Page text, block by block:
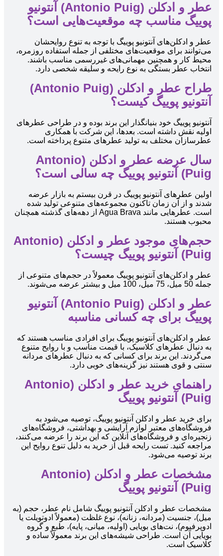
عطر و ادکلن (Antonio Puig) آنتونیو
پوییگ مناسب چه موقعیت‌هایی است؟
عطر و ادکلن‌های آنتونیو پوییگ با توجه به تنوع روایحشان
می‌توانند برای موقعیت‌های مختلفی از جمله استفاده روزمره،
محیط کار و همچنین مهمانی‌های غیررسمی مناسب باشند.
انتخاب عطر بستگی به نوع رایحه و سلیقه شخصی دارد.
طراح عطر و ادکلن (Antonio Puig)
آنتونیو پوییگ کیست؟
آنتونیو پوییگ خود بنیانگذار این برند بوده و در طراحی عطرهای
اولیه نقش داشته است. بعدها، این شرکت با همکاری
عطرسازان مختلف به تولید عطرهای متنوع پرداخته است.
سال عرضه عطر و ادکلن (Antonio
Puig) آنتونیو پوییگ چه سالی است؟
اولین عطرهای آنتونیو پوییگ در قرن بیستم به بازار عرضه
شدند و از آن زمان تاکنون مجموعه‌های متنوعی تولید شده
است. عطرهایی مانند Agua Brava از دهه‌های گذشته همچنان
محبوب هستند.
حجم‌های موجود عطر و ادکلن (Antonio
Puig) آنتونیو پوییگ چیست؟
عطر و ادکلن‌های آنتونیو پوییگ معمولاً در حجم‌های متنوعی از
جمله 50 میل، 75 میل، 100 میل و بیشتر عرضه می‌شوند.
عطر و ادکلن (Antonio Puig) آنتونیو
پوییگ برای چه کسانی مناسبه
عطر و ادکلن‌های آنتونیو پوییگ برای افرادی مناسب هستند که
به دنبال عطرهای کلاسیک، با قیمت مناسب و با روایح متنوع
می‌گردند. این برند برای کسانی که به دنبال عطرهای مردانه
سنتی و قوی هستند نیز گزینه‌های خوبی دارد.
راهنمای خرید عطر و ادکلن (Antonio
Puig) آنتونیو پوییگ
برای خرید عطر و ادکلن آنتونیو پوییگ، توصیه می‌شود به
فروشگاه‌های معتبر لوازم آرایشی و بهداشتی، فروشگاه‌های
زنجیره‌ای و فروشگاه‌های آنلاین که این برند را عرضه می‌کنند،
مراجعه کنید. تست رایحه قبل از خرید به دلیل تنوع روایح این
برند توصیه می‌شود.
مشخصات عطر و ادکلن (Antonio
Puig) آنتونیو پوییگ
مشخصات عطر و ادکلن آنتونیو پوییگ شامل نام عطر، حجم (به
میل)، جنسیت (مردانه، زنانه)، نوع غلظت (معمولاً ادوتویلت یا
ادوپرفیوم)، نت‌های بویایی (اولیه، میانی، پایه)، طبع و گروه
بویایی آن است. طراحی شیشه‌های این برند معمولاً ساده و
کلاسیک است.